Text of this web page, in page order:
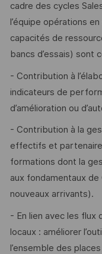
cadre des cycles
l’équipe opérations
capacités de
bancs d’essais) sont
- Contribution à
indicateurs de
d’amélioration ou
- Contribution à la
effectifs et
formations dont la
aux fondamentaux
nouveaux arrivants).
- En lien avec les flux
locaux : améliorer
l’ensemble des